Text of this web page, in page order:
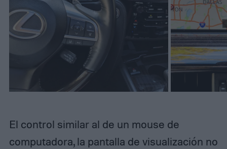
El control similar al de un mouse de
computadora, la pantalla de visualización no